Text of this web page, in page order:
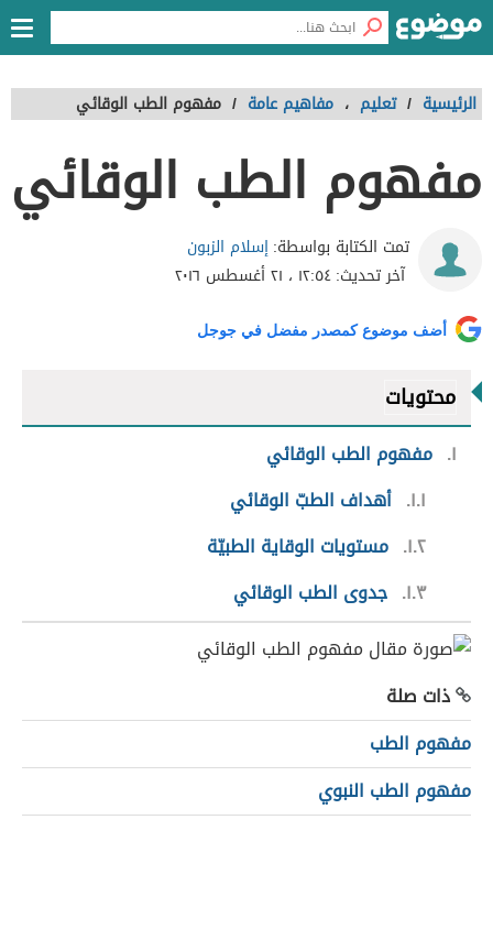
الرئيسية / تعليم ، مفاهيم عامة / مفهوم الطب الوقائي
مفهوم الطب الوقائي
تمت الكتابة بواسطة:إسلام الزبون
آخر تحديث:١٢:٥٤ ، ٢١ أغسطس ٢٠١٦
أضف موضوع كمصدر مفضل في جوجل
محتويات
١ مفهوم الطب الوقائي
١.١ أهداف الطبّ الوقائي
١.٢ مستويات الوقاية الطبيّة
١.٣ جدوى الطب الوقائي
ذات صلة
مفهوم الطب
مفهوم الطب النبوي